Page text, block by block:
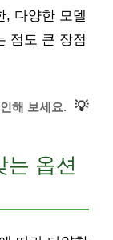
, 다양한 모델
점도 큰 장점
해 보세요. 💡
는 옵션